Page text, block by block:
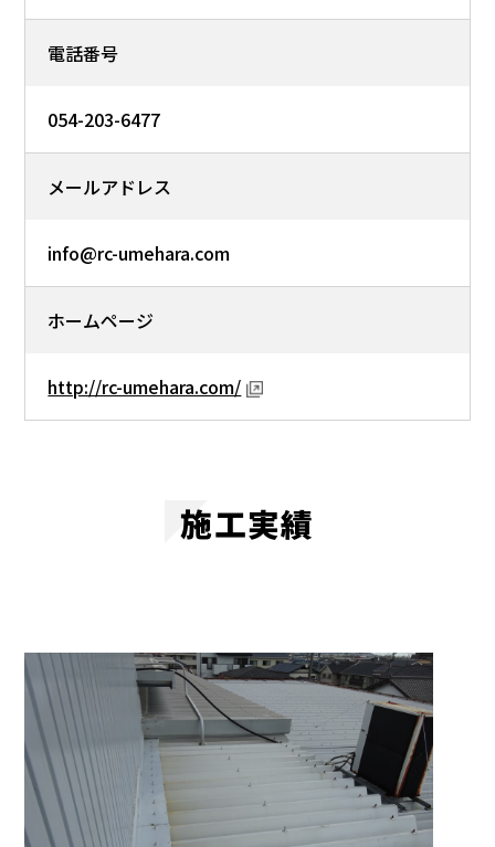
電話番号
054-203-6477
メールアドレス
info@rc-umehara.com
ホームページ
http://rc-umehara.com/
施工実績